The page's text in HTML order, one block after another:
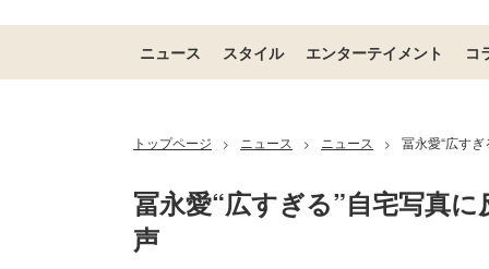
ニュース スタイル エンターテイメント コ
トップページ > ニュース > ニュース > 冨永愛“広す
冨永愛“広すぎる”自宅写真
声